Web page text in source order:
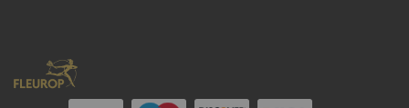
lettre
d’information